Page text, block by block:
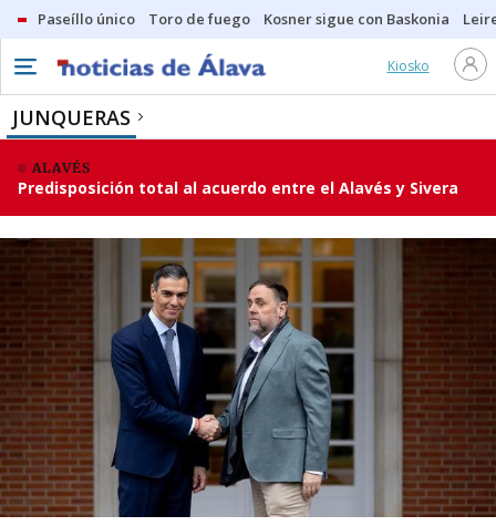
Paseíllo único Toro de fuego Kosner sigue con Baskonia
Kiosko
JUNQUERAS
ALAVÉS
Predisposición total al acuerdo entre el Alavés y Sivera